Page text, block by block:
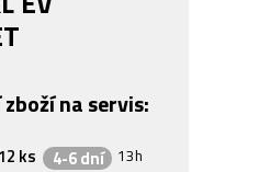
na servis:
12 ks 4-6 dní 13h